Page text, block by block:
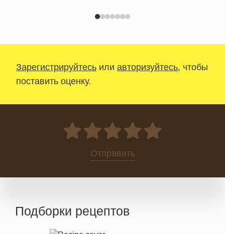
Зарегистрируйтесь или авторизуйтесь, чтобы
поставить оценку.
0
Отправить
Подборки рецептов